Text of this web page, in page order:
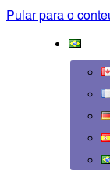
Pular para o